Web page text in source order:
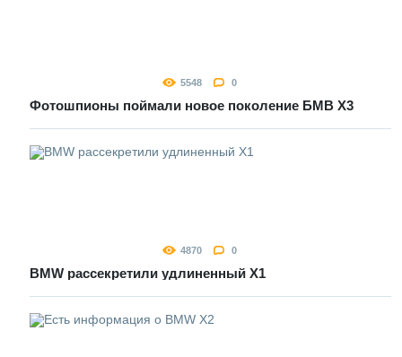
5548 0
Фотошпионы поймали новое поколение БМВ Х3
4870 0
BMW рассекретили удлиненный Х1